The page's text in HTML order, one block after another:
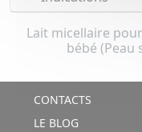
Lait micellaire
bébé (Peau
CONTACTS
LE BLOG